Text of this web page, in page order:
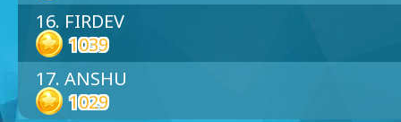
16. FIRDEV
1039
17. ANSHU
1029